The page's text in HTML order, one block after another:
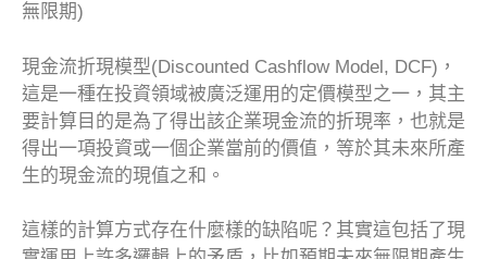
無限期)
現金流折現模型(Discounted Cashflow Model, DCF)，
這是一種在投資領域被廣泛運用的定價模型之一，其主
要計算目的是為了得出該企業現金流的折現率，也就是
得出一項投資或一個企業當前的價值，等於其未來所產
生的現金流的現值之和。
這樣的計算方式存在什麼樣的缺陷呢？其實這包括了現